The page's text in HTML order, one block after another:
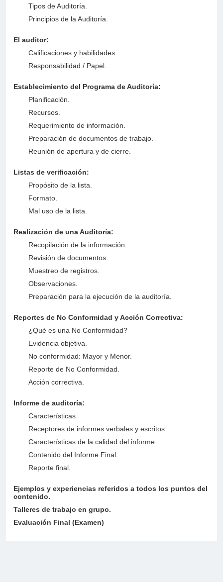
Tipos de Auditoría.
Principios de la Auditoría.
El auditor:
Calificaciones y habilidades.
Responsabilidad / Papel.
Establecimiento del Programa de Auditoría:
Planificación.
Recursos.
Requerimiento de información.
Preparación de documentos de trabajo.
Reunión de apertura y de cierre.
Listas de verificación:
Propósito de la lista.
Formato.
Mal uso de la lista.
Realización de una Auditoría:
Recopilación de la información.
Revisión de documentos.
Muestreo de registros.
Observaciones.
Preparación para la ejecución de la auditoría.
Reportes de No Conformidad y Acción Correctiva:
¿Qué es una No Conformidad?
Evidencia objetiva.
No conformidad: Mayor y Menor.
Reporte de No Conformidad.
Acción correctiva.
Informe de auditoría:
Características.
Receptores de informes verbales y escritos.
Características de la calidad del informe.
Contenido del Informe Final.
Reporte final.
Ejemplos y experiencias referidos a todos los puntos del
contenido.
Talleres de trabajo en grupo.
Evaluación Final (Examen)